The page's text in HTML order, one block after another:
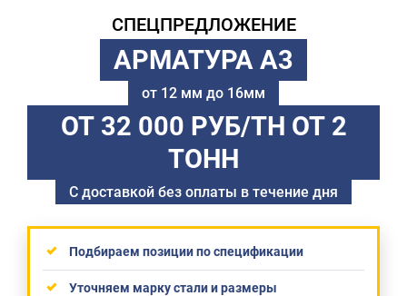
СПЕЦПРЕДЛОЖЕНИЕ
АРМАТУРА А3
от 12 мм до 16мм
ОТ 32 000 РУБ/ТН ОТ 2
ТОНН
С доставкой без оплаты в течение дня
Подбираем позиции по спецификации
Уточняем марку стали и размеры